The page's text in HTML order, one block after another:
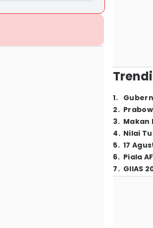
1.
2.
3. Makan
4. Nilai
5. 17
6. Piala
7. GIIAS